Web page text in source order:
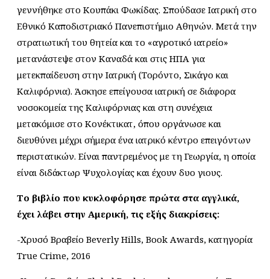
γεννήθηκε στο Κουπάκι Φωκίδας. Σπούδασε Ιατρική στο
Εθνικό Καποδιστριακό Πανεπιστήμιο Αθηνών. Μετά την
στρατιωτική του θητεία και το «αγροτικό ιατρείο»
μετανάστεψε στον Καναδά και στις ΗΠΑ για
μετεκπαίδευση στην Ιατρική (Τορόντο, Σικάγο και
Καλιφόρνια). Άσκησε επείγουσα ιατρική σε διάφορα
νοσοκομεία της Καλιφόρνιας και στη συνέχεια
μετακόμισε στο Κονέκτικατ, όπου οργάνωσε και
διευθύνει μέχρι σήμερα ένα ιατρικό κέντρο επειγόντων
περιστατικών. Είναι παντρεμένος με τη Γεωργία, η οποία
είναι διδάκτωρ Ψυχολογίας και έχουν δυο γιους.
Το βιβλίο που κυκλοφόρησε πρώτα στα αγγλικά,
έχει λάβει στην Αμερική, τις εξής διακρίσεις:
-Χρυσό Βραβείο Beverly Hills, Book Awards, κατηγορία
True Crime, 2016